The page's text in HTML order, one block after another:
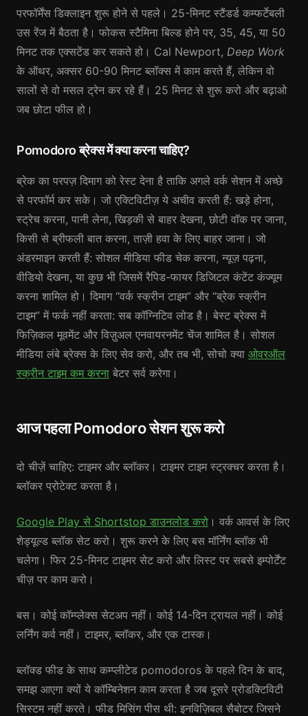
परफॉर्मेंस डिक्लाइन शुरू होने से पहले। 25-मिनट स्टैंडर्ड कम्फर्टेबली
उस रेंज में बैठता है। फोकस स्टैमिना बिल्ड होने पर, 35, 45, या 50
मिनट तक एक्सटेंड कर सकते हो। Cal Newport, Deep Work
के ऑथर, अक्सर 60-90 मिनट ब्लॉक्स में काम करते हैं, लेकिन वो
सालों से वो मसल ट्रेन कर रहे हैं। 25 मिनट से शुरू करो और बढ़ाओ
जब छोटा फील हो।
Pomodoro ब्रेक्स में क्या करना चाहिए?
ब्रेक का परपज़ दिमाग को रेस्ट देना है ताकि अगले वर्क सेशन में अच्छे
से परफॉर्म कर सके। जो एक्टिविटीज़ ये अचीव करती हैं: खड़े होना,
स्ट्रेच करना, पानी लेना, खिड़की से बाहर देखना, छोटी वॉक पर जाना,
किसी से ब्रीफली बात करना, ताज़ी हवा के लिए बाहर जाना। जो
अंडरमाइन करती हैं: सोशल मीडिया फीड चेक करना, न्यूज़ पढ़ना,
वीडियो देखना, या कुछ भी जिसमें रैपिड-फायर डिजिटल कंटेंट कंज्यूम
करना शामिल हो। दिमाग “वर्क स्क्रीन टाइम” और “ब्रेक स्क्रीन
टाइम” में फर्क नहीं करता: सब कॉग्निटिव लोड है। बेस्ट ब्रेक्स में
फिज़िकल मूवमेंट और विज़ुअल एनवायरनमेंट चेंज शामिल है। सोशल
मीडिया लंबे ब्रेक्स के लिए सेव करो, और तब भी, सोचो क्या ओवरऑल
स्क्रीन टाइम कम करना बेटर सर्व करेगा।
आज पहला Pomodoro सेशन शुरू करो
दो चीज़ें चाहिए: टाइमर और ब्लॉकर। टाइमर टाइम स्ट्रक्चर करता है।
ब्लॉकर प्रोटेक्ट करता है।
Google Play से Shortstop डाउनलोड करो । वर्क आवर्स के लिए
शेड्यूल्ड ब्लॉक सेट करो। शुरू करने के लिए बस मॉर्निंग ब्लॉक भी
चलेगा। फिर 25-मिनट टाइमर सेट करो और लिस्ट पर सबसे इम्पोर्टेंट
चीज़ पर काम करो।
बस। कोई कॉम्प्लेक्स सेटअप नहीं। कोई 14-दिन ट्रायल नहीं। कोई
लर्निंग कर्व नहीं। टाइमर, ब्लॉकर, और एक टास्क।
ब्लॉक्ड फीड के साथ कम्प्लीटेड pomodoros के पहले दिन के बाद,
समझ आएगा क्यों ये कॉम्बिनेशन काम करता है जब दूसरे प्रोडक्टिविटी
सिस्टम नहीं करते। फीड मिसिंग पीस थी: इनविज़िबल सैबोटर जिसने